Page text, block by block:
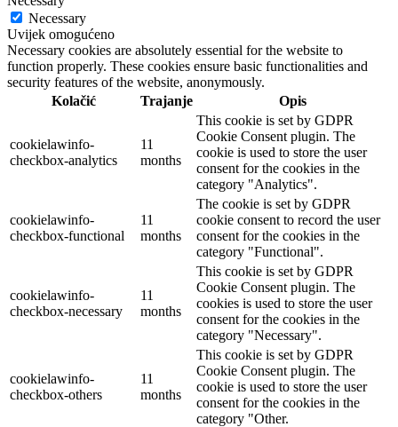
Necessary
Uvijek omogućeno
Necessary cookies are absolutely essential for the website to
function properly. These cookies ensure basic functionalities and
security features of the website, anonymously.
Kolačić
Trajanje Opis
cookielawinfo-
checkbox-analytics
11
months
This cookie is set by GDPR
Cookie Consent plugin. The
cookie is used to store the user
consent for the cookies in the
category "Analytics".
cookielawinfo-
checkbox-functional
11
months
The cookie is set by GDPR
cookie consent to record the user
consent for the cookies in the
category "Functional".
cookielawinfo-
checkbox-necessary
11
months
This cookie is set by GDPR
Cookie Consent plugin. The
cookies is used to store the user
consent for the cookies in the
category "Necessary".
cookielawinfo-
checkbox-others
11
months
This cookie is set by GDPR
Cookie Consent plugin. The
cookie is used to store the user
consent for the cookies in the
category "Other.